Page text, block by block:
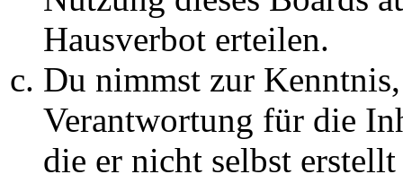
Hausverbot erteilen.
Du nimmst zur
Verantwortung für die
die er nicht selbst